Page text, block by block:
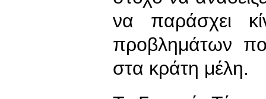
να παράσχει
προβλημάτων
στα κράτη μέλη.